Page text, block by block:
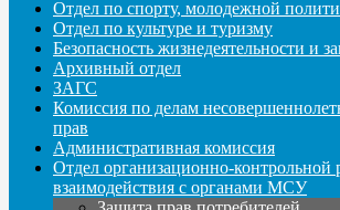
Отдел по спорту, молодежной
Отдел по культуре и туризму
Безопасность жизнедеятельности и
Архивный отдел
ЗАГС
Комиссия по делам
прав
Административная комиссия
Отдел организационно-контрольной
взаимодействия с органами МСУ